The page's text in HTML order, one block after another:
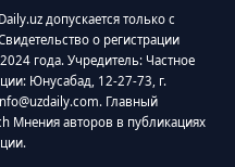
допускается только с
о регистрации
года. Учредитель: Частное
Юнусабад, 12-27-73, г.
Главный
Мнения авторов в публикациях